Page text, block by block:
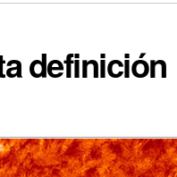
definición